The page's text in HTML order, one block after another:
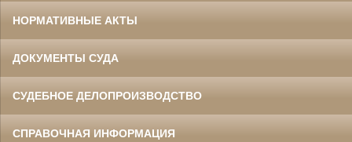
НОРМАТИВНЫЕ АКТЫ
ДОКУМЕНТЫ СУДА
СУДЕБНОЕ ДЕЛОПРОИЗВОДСТВО
СПРАВОЧНАЯ ИНФОРМАЦИЯ